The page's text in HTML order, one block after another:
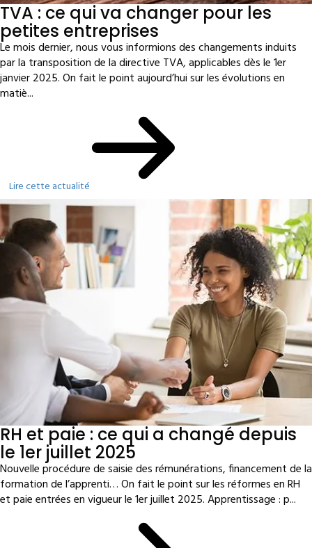
TVA : ce qui va changer pour les
petites entreprises
Le mois dernier, nous vous informions des changements induits
par la transposition de la directive TVA, applicables dès le 1er
janvier 2025. On fait le point aujourd’hui sur les évolutions en
matiè...
Lire cette actualité
RH et paie : ce qui a changé depuis
le 1er juillet 2025
Nouvelle procédure de saisie des rémunérations, financement de la
formation de l’apprenti… On fait le point sur les réformes en RH
et paie entrées en vigueur le 1er juillet 2025. Apprentissage : p...